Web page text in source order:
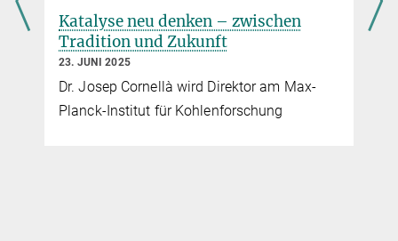
Katalyse neu denken – zwischen
Tradition und Zukunft
23. JUNI 2025
Dr. Josep Cornellà wird Direktor am Max-
Planck-Institut für Kohlenforschung